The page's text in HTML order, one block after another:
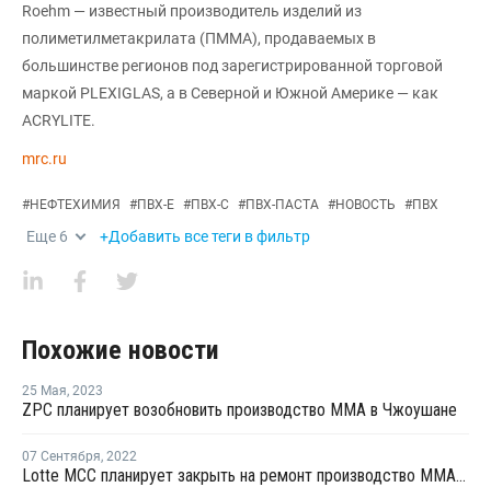
Roehm — известный производитель изделий из
полиметилметакрилата (ПММА), продаваемых в
большинстве регионов под зарегистрированной торговой
маркой PLEXIGLAS, а в Северной и Южной Америке — как
ACRYLITE.
mrc.ru
#НЕФТЕХИМИЯ #ПВХ-Е #ПВХ-С #ПВХ-ПАСТА #НОВОСТЬ #ПВХ
Еще 6 +Добавить все теги в фильтр
Похожие новости
25 Мая, 2023
ZPC планирует возобновить производство ММА в Чжоушане
07 Сентября, 2022
Lotte MCC планирует закрыть на ремонт производство ММА на линии №1 в Йосу